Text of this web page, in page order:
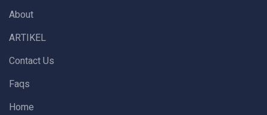
About
ARTIKEL
Contact Us
Faqs
Home